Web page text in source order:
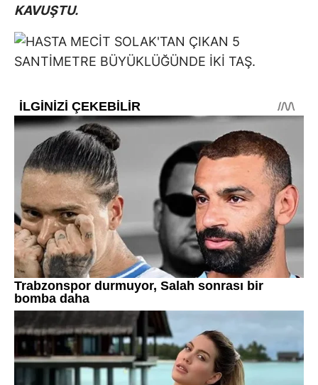
KAVUŞTU.